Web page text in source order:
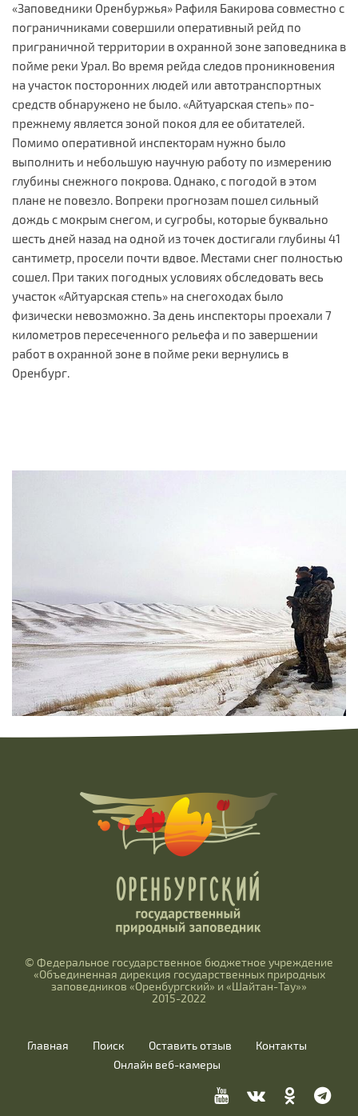
«Заповедники Оренбуржья» Рафиля Бакирова совместно с
пограничниками совершили оперативный рейд по
приграничной территории в охранной зоне заповедника в
пойме реки Урал. Во время рейда следов проникновения
на участок посторонних людей или автотранспортных
средств обнаружено не было. «Айтуарская степь» по-
прежнему является зоной покоя для ее обитателей.
Помимо оперативной инспекторам нужно было
выполнить и небольшую научную работу по измерению
глубины снежного покрова. Однако, с погодой в этом
плане не повезло. Вопреки прогнозам пошел сильный
дождь с мокрым снегом, и сугробы, которые буквально
шесть дней назад на одной из точек достигали глубины 41
сантиметр, просели почти вдвое. Местами снег полностью
сошел. При таких погодных условиях обследовать весь
участок «Айтуарская степь» на снегоходах было
физически невозможно. За день инспекторы проехали 7
километров пересеченного рельефа и по завершении
работ в охранной зоне в пойме реки вернулись в
Оренбург.
© Федеральное государственное бюджетное учреждение
«Объединенная дирекция государственных природных
заповедников «Оренбургский» и «Шайтан-Тау»»
2015-2022
Главная Поиск Оставить отзыв
Контакты
Онлайн веб-камеры